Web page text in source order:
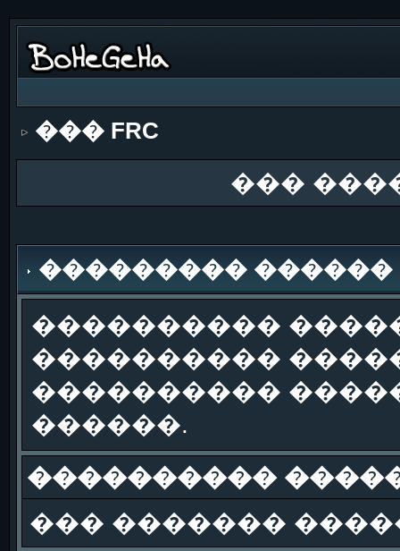
��� FRC
���
��������� ������
����������
����������
����������
������.
����������
��� �������